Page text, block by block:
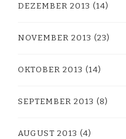
DEZEMBER 2013 (14)
NOVEMBER 2013 (23)
OKTOBER 2013 (14)
SEPTEMBER 2013 (8)
AUGUST 2013 (4)